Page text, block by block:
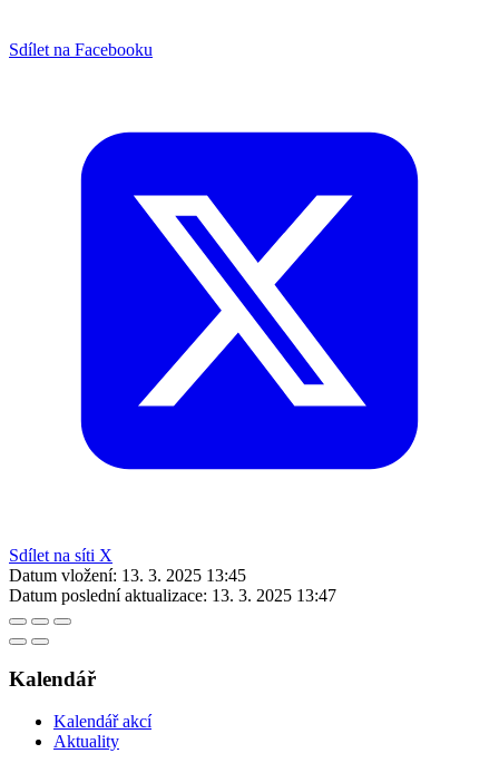
Sdílet na Facebooku
Sdílet na síti X
Datum vložení: 13. 3. 2025 13:45
Datum poslední aktualizace: 13. 3. 2025 13:47
Kalendář
Kalendář akcí
Aktuality